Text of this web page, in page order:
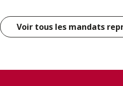
Voir tous les mandats